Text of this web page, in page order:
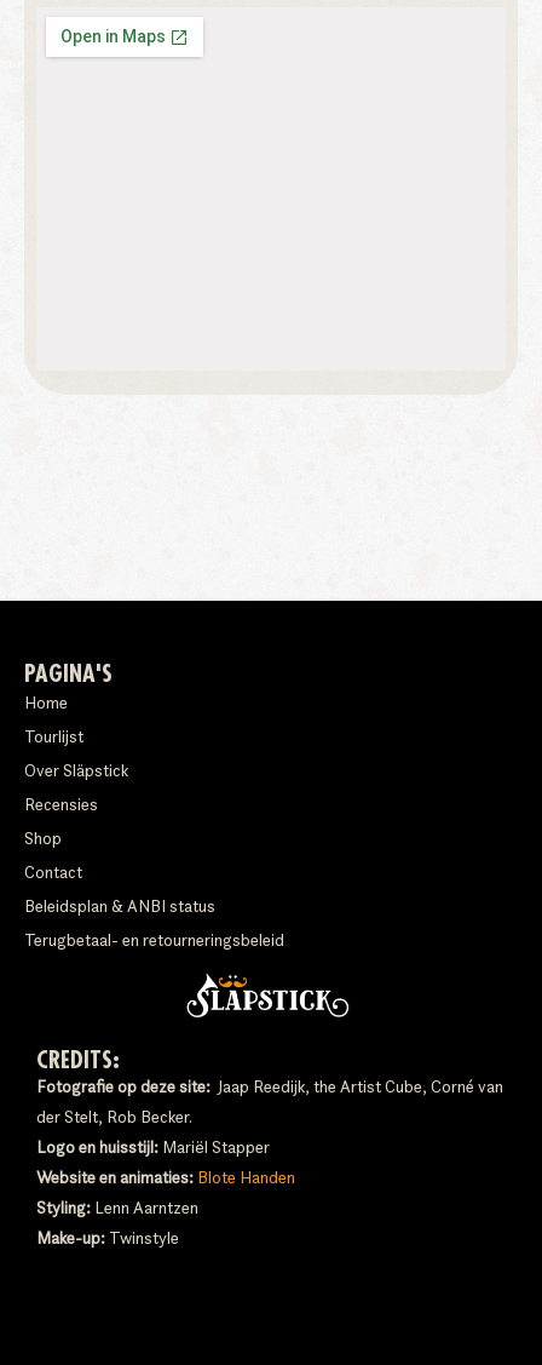
PAGINA'S
Home
Tourlijst
Over Släpstick
Recensies
Shop
Contact
Beleidsplan & ANBI status
Terugbetaal- en retourneringsbeleid
CREDITS:
Fotografie op deze site: Jaap Reedijk, the Artist Cube, Corné van
der Stelt, Rob Becker.
Logo en huisstijl: Mariël Stapper
Website en animaties: Blote Handen
Styling: Lenn Aarntzen
Make-up: Twinstyle